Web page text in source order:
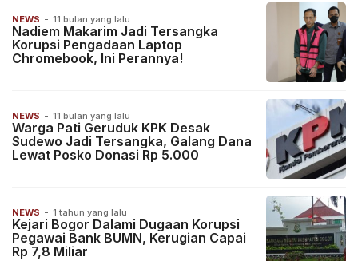
NEWS - 11 bulan yang lalu
Nadiem Makarim Jadi Tersangka
Korupsi Pengadaan Laptop
Chromebook, Ini Perannya!
NEWS - 11 bulan yang lalu
Warga Pati Geruduk KPK Desak
Sudewo Jadi Tersangka, Galang Dana
Lewat Posko Donasi Rp 5.000
NEWS - 1 tahun yang lalu
Kejari Bogor Dalami Dugaan Korupsi
Pegawai Bank BUMN, Kerugian Capai
Rp 7,8 Miliar